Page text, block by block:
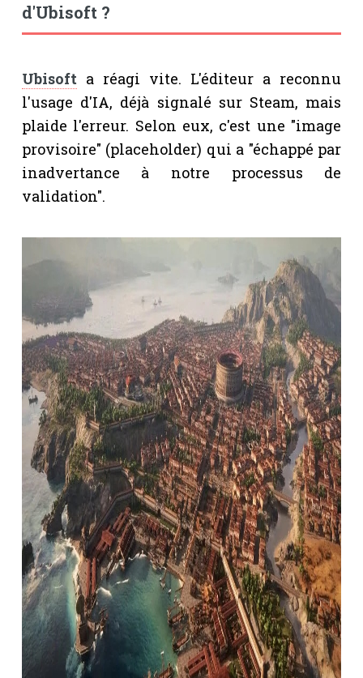
d'Ubisoft ?
Ubisofta réagi vite. L'éditeur a reconnu
l'usage d'IA, déjà signalé sur Steam, mais
plaide l'erreur. Selon eux, c'est une "image
provisoire" (placeholder) qui a "échappé par
inadvertance à notre processus de
validation".